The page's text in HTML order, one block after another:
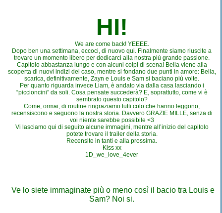
HI!
We are come back! YEEEE.
Dopo ben una settimana, eccoci, di nuovo qui. Finalmente siamo riuscite a
trovare un momento libero per dedicarci alla nostra più grande passione.
Capitolo abbastanza lungo e con alcuni colpi di scena! Bella viene alla
scoperta di nuovi indizi del caso, mentre si fondano due punti in amore: Bella,
scarica, definitivamente, Zayn e Louis e Sam si baciano più volte.
Per quanto riguarda invece Liam, è andato via dalla casa lasciando i
“piccioncini” da soli. Cosa pensate succederà? E, soprattutto, come vi è
sembrato questo capitolo?
Come, ormai, di routine ringraziamo tutti colo che hanno leggono,
recensiscono e seguono la nostra storia. Davvero GRAZIE MILLE, senza di
voi niente sarebbe possibile <3
Vi lasciamo qui di seguito alcune immagini, mentre all’inizio del capitolo
potete trovare il trailer della storia.
Recensite in tanti e alla prossima.
Kiss xx
1D_we_love_4ever
Ve lo siete immaginate più o meno così il bacio tra Louis e
Sam? Noi si.